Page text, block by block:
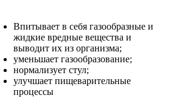
Впитывает в себя газообразные и
жидкие вредные вещества и
выводит их из организма;
уменьшает газообразование;
нормализует стул;
улучшает пищеварительные
процессы